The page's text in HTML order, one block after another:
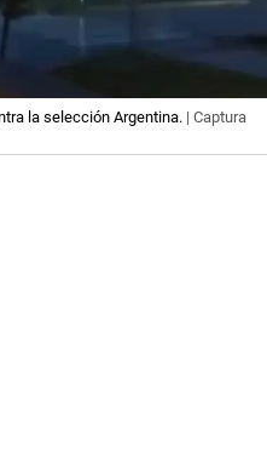
la selección Argentina. | Captura